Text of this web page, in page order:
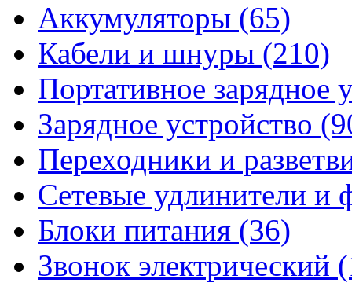
Аккумуляторы (65)
Кабели и шнуры (210)
Портативное зарядное
Зарядное устройство
Переходники и
Сетевые удлинители и
Блоки питания (36)
Звонок электрический